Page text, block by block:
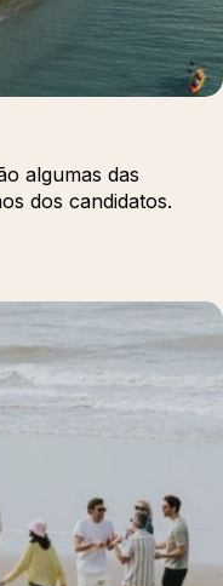
algumas das
dos candidatos.